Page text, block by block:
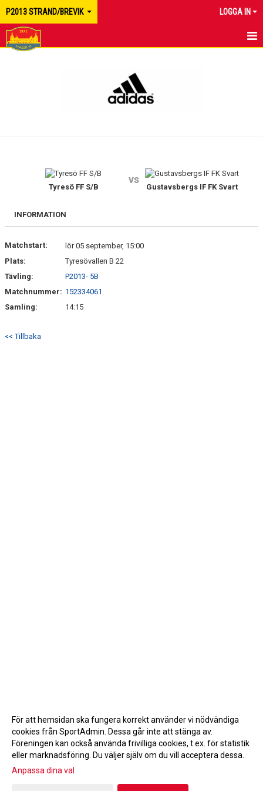
P2013 STRAND/BREVIK LOGGA IN
BILDGALLERI
DOKUMENT
Tyresö FF S/B
vs
Gustavsbergs IF FK Svart
INFORMATION
Matchstart:
lör 05 september, 15:00
Plats:
Tyresövallen B 22
Tävling:
P2013- 5B
Matchnummer: 152334061
Samling:
14:15
<< Tillbaka
Gå till Webbversion
För att hemsidan ska fungera korrekt använder vi nödvändiga
cookies från SportAdmin. Dessa går inte att stänga av.
Föreningen kan också använda frivilliga cookies, t.ex. för statistik
eller marknadsföring. Du väljer själv om du vill acceptera dessa.
Anpassa dina val